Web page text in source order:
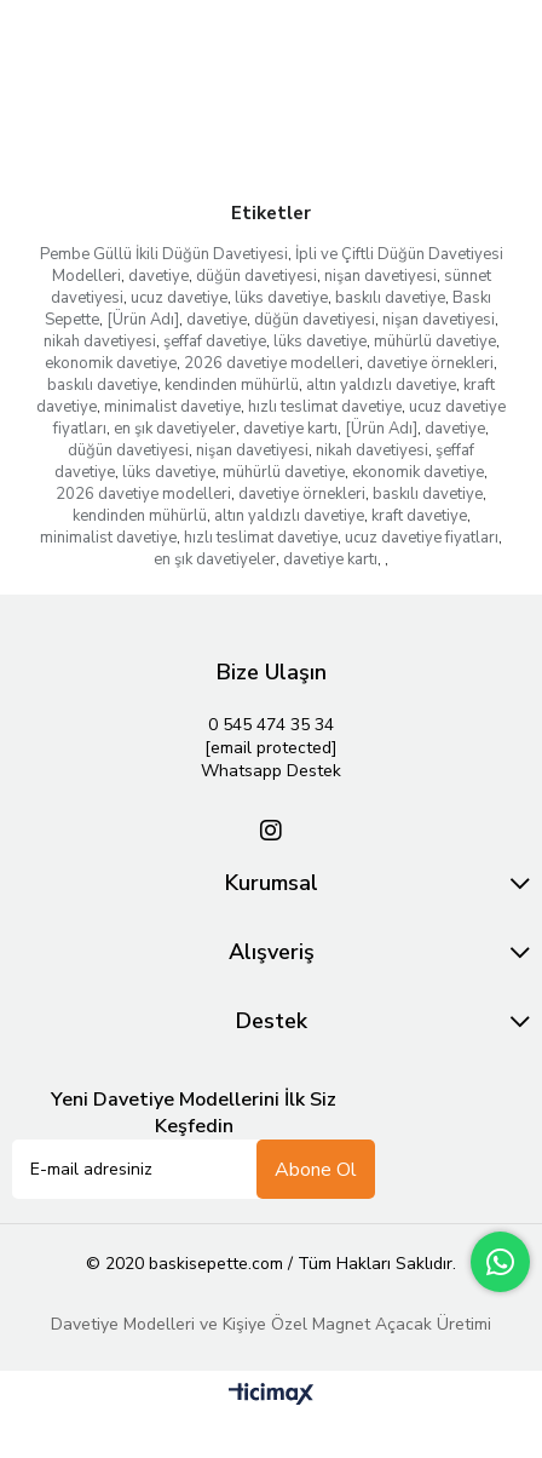
Etiketler
Pembe Güllü İkili Düğün Davetiyesi, İpli ve Çiftli Düğün Davetiyesi
Modelleri, davetiye, düğün davetiyesi, nişan davetiyesi, sünnet
davetiyesi, ucuz davetiye, lüks davetiye, baskılı davetiye, Baskı
Sepette, [Ürün Adı], davetiye, düğün davetiyesi, nişan davetiyesi,
nikah davetiyesi, şeffaf davetiye, lüks davetiye, mühürlü davetiye,
ekonomik davetiye, 2026 davetiye modelleri, davetiye örnekleri,
baskılı davetiye, kendinden mühürlü, altın yaldızlı davetiye, kraft
davetiye, minimalist davetiye, hızlı teslimat davetiye, ucuz davetiye
fiyatları, en şık davetiyeler, davetiye kartı, [Ürün Adı], davetiye,
düğün davetiyesi, nişan davetiyesi, nikah davetiyesi, şeffaf
davetiye, lüks davetiye, mühürlü davetiye, ekonomik davetiye,
2026 davetiye modelleri, davetiye örnekleri, baskılı davetiye,
kendinden mühürlü, altın yaldızlı davetiye, kraft davetiye,
minimalist davetiye, hızlı teslimat davetiye, ucuz davetiye fiyatları,
en şık davetiyeler, davetiye kartı, ,
Bize Ulaşın
0 545 474 35 34
[email protected]
Whatsapp Destek
Kurumsal
Alışveriş
Destek
Yeni Davetiye Modellerini İlk Siz
Keşfedin
Abone Ol
© 2020 baskisepette.com / Tüm Hakları Saklıdır.
Davetiye Modelleri ve Kişiye Özel Magnet Açacak Üretimi